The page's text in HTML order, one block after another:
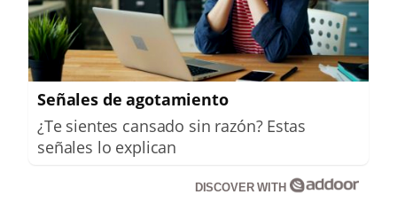
Señales de agotamiento
¿Te sientes cansado sin razón? Estas
señales lo explican
DISCOVER WITH